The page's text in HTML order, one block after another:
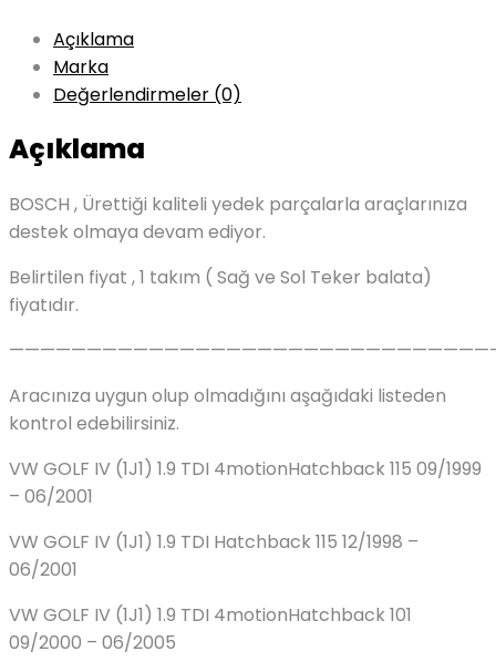
Açıklama
Marka
Değerlendirmeler (0)
Açıklama
BOSCH , Ürettiği kaliteli yedek parçalarla araçlarınıza
destek olmaya devam ediyor.
Belirtilen fiyat , 1 takım ( Sağ ve Sol Teker balata)
fiyatıdır.
Aracınıza uygun olup olmadığını aşağıdaki listeden
kontrol edebilirsiniz.
VW GOLF IV (1J1) 1.9 TDI 4motionHatchback 115 09/1999
– 06/2001
VW GOLF IV (1J1) 1.9 TDI Hatchback 115 12/1998 –
06/2001
VW GOLF IV (1J1) 1.9 TDI 4motionHatchback 101
09/2000 – 06/2005